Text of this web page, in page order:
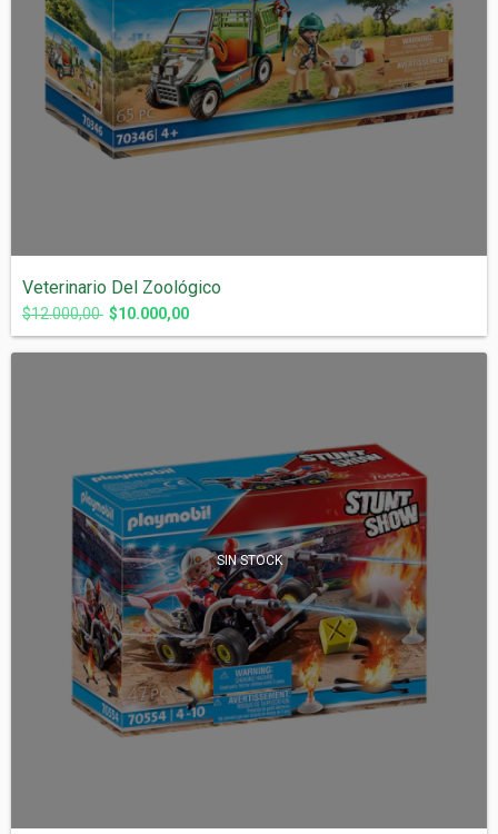
Veterinario Del Zoológico
$12.000,00 $10.000,00
SIN STOCK